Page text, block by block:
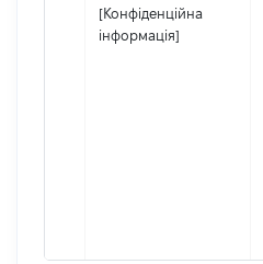
[Конфіденційна
інформація]